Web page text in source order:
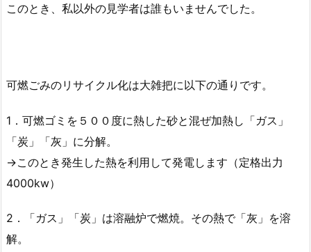
このとき、私以外の見学者は誰もいませんでした。
可燃ごみのリサイクル化は大雑把に以下の通りです。
1．可燃ゴミを５００度に熱した砂と混ぜ加熱し「ガス」
「炭」「灰」に分解。
→このとき発生した熱を利用して発電します（定格出力
4000kw）
2．「ガス」「炭」は溶融炉で燃焼。その熱で「灰」を溶
解。